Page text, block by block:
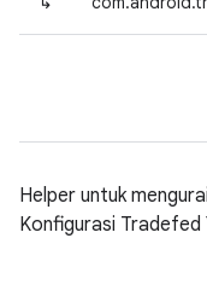
Helper untuk
Konfigurasi Tradefed